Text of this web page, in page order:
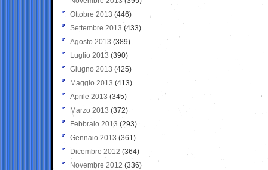
Ottobre 2013 (446)
Settembre 2013 (433)
Agosto 2013 (389)
Luglio 2013 (390)
Giugno 2013 (425)
Maggio 2013 (413)
Aprile 2013 (345)
Marzo 2013 (372)
Febbraio 2013 (293)
Gennaio 2013 (361)
Dicembre 2012 (364)
Novembre 2012 (336)